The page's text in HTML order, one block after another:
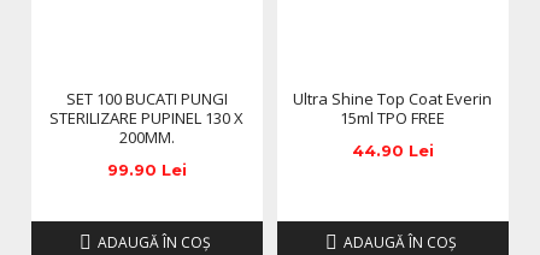
SET 100 BUCATI PUNGI
STERILIZARE PUPINEL 130 X
200MM.
99.90 Lei
ADAUGĂ ÎN COŞ
Ultra Shine Top Coat Everin
15ml TPO FREE
44.90 Lei
ADAUGĂ ÎN COŞ